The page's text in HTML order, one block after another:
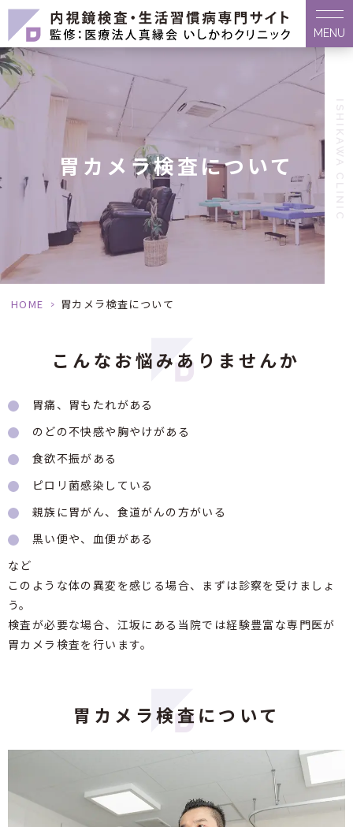
MENU
ISHIKAWA CLINIC
胃カメラ検査について
HOME > 胃カメラ検査について
こんなお悩みありませんか
胃痛、胃もたれがある
のどの不快感や胸やけがある
食欲不振がある
ピロリ菌感染している
親族に胃がん、食道がんの方がいる
黒い便や、血便がある
など
このような体の異変を感じる場合、まずは診察を受けましょ
う。
検査が必要な場合、江坂にある当院では経験豊富な専門医が
胃カメラ検査を行います。
胃カメラ検査について